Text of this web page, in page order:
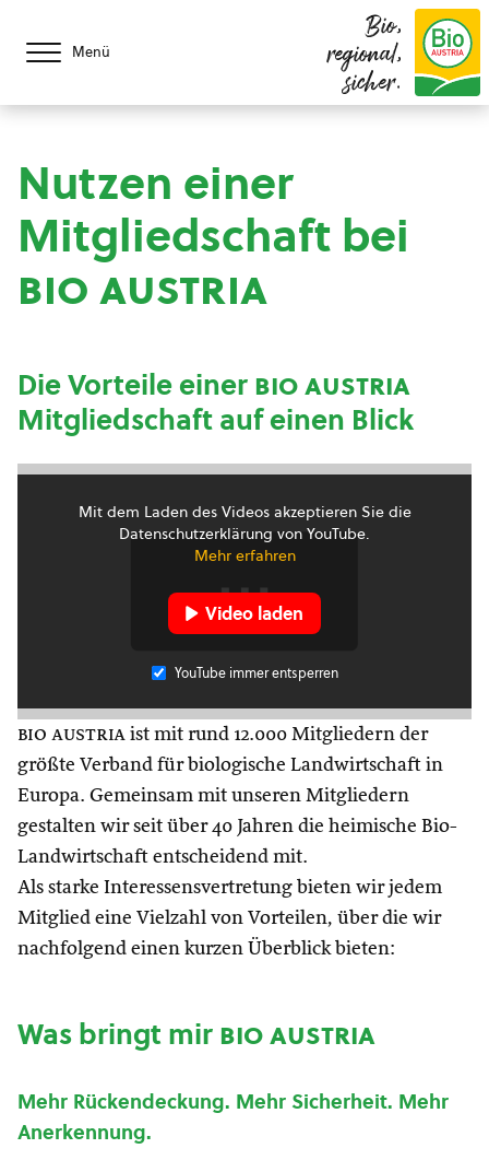
Menü
Bio,
regional,
sicher.
Nutzen einer
Mitgliedschaft bei
bio austria
Die Vorteile einerbio austria
Mitgliedschaft auf einen Blick
Mit dem Laden des Videos akzeptieren Sie die
Datenschutzerklärung von YouTube.
Mehr erfahren
Video laden
YouTube immer entsperren
bio austria ist mit rund 12.000 Mitgliedern der
größte Verband für biologische Landwirtschaft in
Europa. Gemeinsam mit unseren Mitgliedern
gestalten wir seit über 40 Jahren die heimische Bio-
Landwirtschaft entscheidend mit.
Als starke Interessensvertretung bieten wir jedem
Mitglied eine Vielzahl von Vorteilen, über die wir
nachfolgend einen kurzen Überblick bieten:
Was bringt mirbio austria
Mehr Rückendeckung. Mehr Sicherheit. Mehr
Anerkennung.